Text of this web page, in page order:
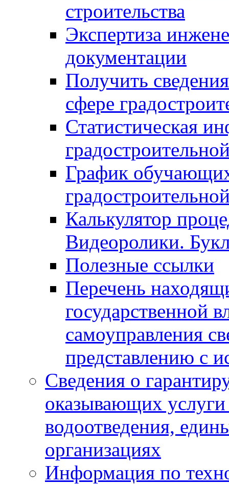
строительства
Экспертиза
документации
Получить
сфере
Статистическая
График
Калькулятор
Видеоролики.
Полезные ссылки
Перечень
государственной
самоуправления
представлению с
Сведения о
оказывающих
водоотведения,
организациях
Информация по